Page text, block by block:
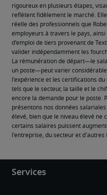
rigoureux en plusieurs étapes,
reflètent fidèlement le marché.
réelle des professionnels que
employeurs à travers le pays,
d'emploi de tiers provenant de
valider indépendamment les
La rémunération de départ—le
un poste—peut varier
l'expérience et les certifications
tels que le secteur, la taille et le
encore la demande pour le poste.
présentons nos données
élevé, bien que le niveau élevé ne
certains salaires puissent
l'entreprise, du secteur et d'autres